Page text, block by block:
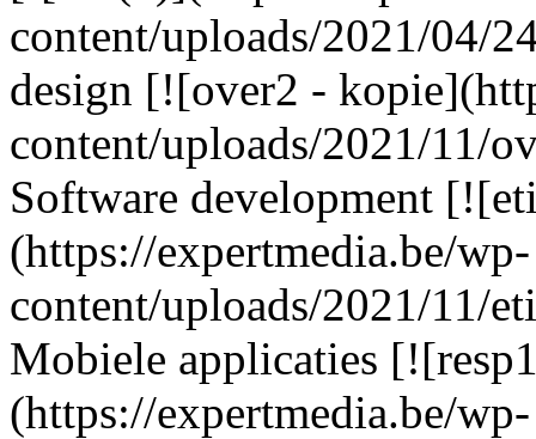
content/uploads/2021/04/
design [![over2 -
content/uploads/2021/11/
Software development
(https://expertmedia.be/wp-
content/uploads/2021/11/
Mobiele applicaties
(https://expertmedia.be/wp-